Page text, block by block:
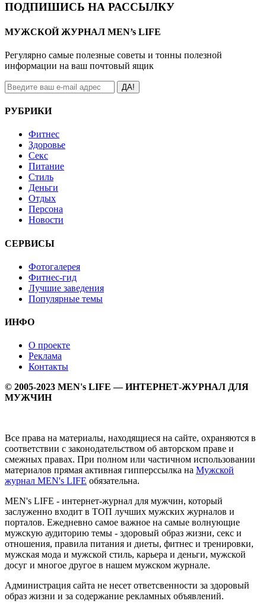
ПОДПИШИСЬ НА РАССЫЛКУ
МУЖСКОЙ ЖУРНАЛ MEN’s LIFE
Регулярно самые полезные советы и тонны полезной
информации на ваш почтовый ящик
ДА!
РУБРИКИ
Фитнес
Здоровье
Секс
Питание
Стиль
Деньги
Отдых
Персона
Новости
СЕРВИСЫ
Фотогалерея
Фитнес-гид
Лучшие заведения
Популярные темы
ИНФО
О проекте
Реклама
Контакты
© 2005-2023 MEN's LIFE — ИНТЕРНЕТ-ЖУРНАЛ ДЛЯ
МУЖЧИН
Все права на материалы, находящиеся на сайте, охраняются в
соответствии с законодательством об авторском праве и
смежных правах. При полном или частичном использовании
материалов прямая активная гипперссылка на Мужской
журнал MEN's LIFE обязательна.
MEN's LIFE - интернет-журнал для мужчин, который
заслуженно входит в ТОП лучших мужских журналов и
порталов. Ежедневно самое важное на самые волнующие
мужскую аудиторию темы - здоровый образ жизни, секс и
отношения, правила питания и диеты, фитнес и тренировки,
мужская мода и мужской стиль, карьера и деньги, мужской
досуг и многое другое в нашем мужском журнале.
Администрация сайта не несет ответсвенности за здоровый
образ жизни и за содержание рекламных объявлений.